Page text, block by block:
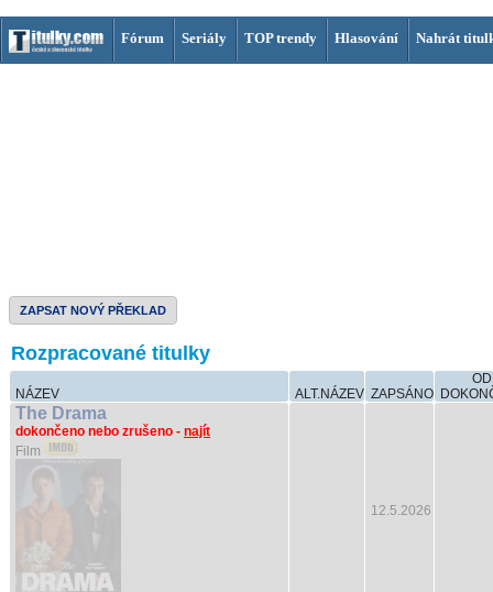
Fórum Seriály TOP trendy Hlasování Nahrát
ZAPSAT NOVÝ PŘEKLAD
Rozpracované titulky
NÁZEV ALT.NÁZEV ZAPSÁNO
The Drama
dokončeno nebo zrušeno - najít
Film
12.5.2026